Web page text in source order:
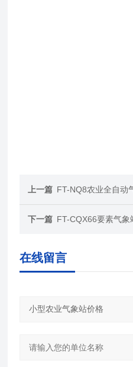
上一篇 FT-NQ8农业全自动
下一篇 FT-CQX66要素气象
在线留言